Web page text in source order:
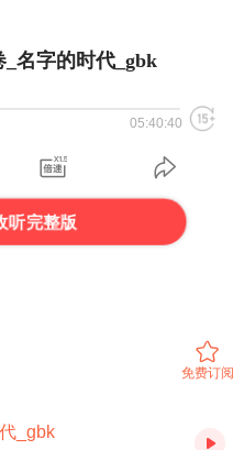
名字的时代_gbk
05:40:40
听完整版
免费订阅
_gbk